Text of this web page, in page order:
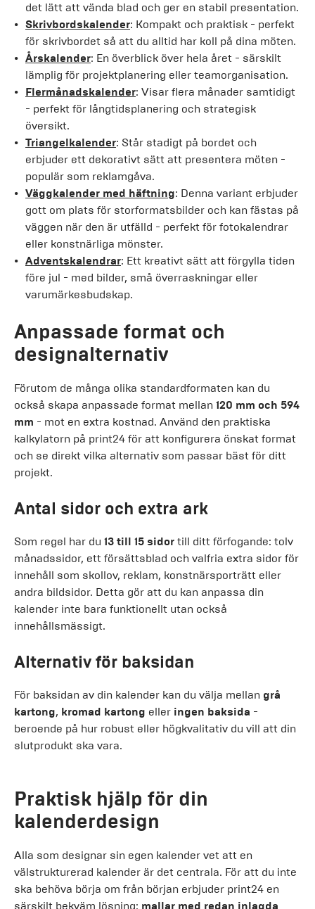
det lätt att vända blad och ger en stabil presentation.
Skrivbordskalender: Kompakt och praktisk - perfekt
för skrivbordet så att du alltid har koll på dina möten.
Årskalender: En överblick över hela året - särskilt
lämplig för projektplanering eller teamorganisation.
Flermånadskalender: Visar flera månader samtidigt
- perfekt för långtidsplanering och strategisk
översikt.
Triangelkalender: Står stadigt på bordet och
erbjuder ett dekorativt sätt att presentera möten -
populär som reklamgåva.
Väggkalender med häftning: Denna variant erbjuder
gott om plats för storformatsbilder och kan fästas på
väggen när den är utfälld - perfekt för fotokalendrar
eller konstnärliga mönster.
Adventskalendrar: Ett kreativt sätt att förgylla tiden
före jul - med bilder, små överraskningar eller
varumärkesbudskap.
Anpassade format och
designalternativ
Förutom de många olika standardformaten kan du
också skapa anpassade format mellan 120 mm och 594
mm - mot en extra kostnad. Använd den praktiska
kalkylatorn på print24 för att konfigurera önskat format
och se direkt vilka alternativ som passar bäst för ditt
projekt.
Antal sidor och extra ark
Som regel har du 13 till 15 sidor till ditt förfogande: tolv
månadssidor, ett försättsblad och valfria extra sidor för
innehåll som skollov, reklam, konstnärsporträtt eller
andra bildsidor. Detta gör att du kan anpassa din
kalender inte bara funktionellt utan också
innehållsmässigt.
Alternativ för baksidan
För baksidan av din kalender kan du välja mellan grå
kartong, kromad kartong eller ingen baksida -
beroende på hur robust eller högkvalitativ du vill att din
slutprodukt ska vara.
Praktisk hjälp för din
kalenderdesign
Alla som designar sin egen kalender vet att en
välstrukturerad kalender är det centrala. För att du inte
ska behöva börja om från början erbjuder print24 en
särskilt bekväm lösning: mallar med redan inlagda